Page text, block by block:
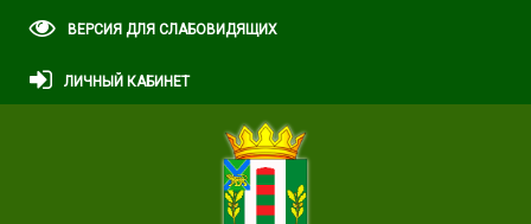
ВЕРСИЯ ДЛЯ СЛАБОВИДЯЩИХ
ЛИЧНЫЙ КАБИНЕТ